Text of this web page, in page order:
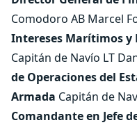
Comodoro AB Marcel
Intereses Marítimos y
Capitán de Navío LT
de Operaciones del
Armada Capitán de
Comandante en Jefe